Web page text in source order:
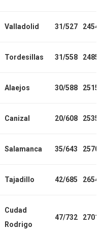
Valladolid 31/527 2454
Tordesillas 31/558 2485
Alaejos 30/588 2515
Canizal 20/608 2535
Salamanca 35/643 2570
Tajadillo 42/685 2654
Cudad
Rodrigo
47/732 2701